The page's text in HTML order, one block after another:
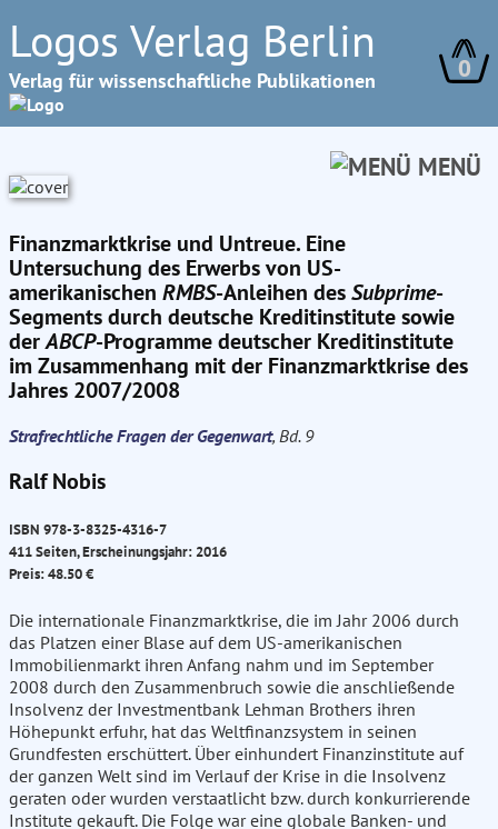
Logos Verlag Berlin
Verlag für wissenschaftliche Publikationen 0
MENÜ
Finanzmarktkrise und Untreue. Eine
Untersuchung des Erwerbs von US-
amerikanischen RMBS-Anleihen desSubprime-
Segments durch deutsche Kreditinstitute sowie
derABCP-Programme deutscher Kreditinstitute
im Zusammenhang mit der Finanzmarktkrise des
Jahres 2007/2008
Strafrechtliche Fragen der Gegenwart, Bd. 9
Ralf Nobis
ISBN 978-3-8325-4316-7
411 Seiten, Erscheinungsjahr: 2016
Preis: 48.50 €
Die internationale Finanzmarktkrise, die im Jahr 2006 durch
das Platzen einer Blase auf dem US-amerikanischen
Immobilienmarkt ihren Anfang nahm und im September
2008 durch den Zusammenbruch sowie die anschließende
Insolvenz der Investmentbank Lehman Brothers ihren
Höhepunkt erfuhr, hat das Weltfinanzsystem in seinen
Grundfesten erschüttert. Über einhundert Finanzinstitute auf
der ganzen Welt sind im Verlauf der Krise in die Insolvenz
geraten oder wurden verstaatlicht bzw. durch konkurrierende
Institute gekauft. Die Folge war eine globale Banken- und